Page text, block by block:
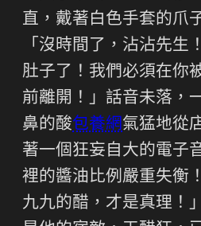
直，戴著白色手套的爪
「沒時間了，沾沾先生
肚子了！我們必須在你
前離開！」話音未落，
鼻的酸包養網氣猛地從
著一個狂妄自大的電子
裡的醬油比例嚴重失衡
九九的醋，才是真理！